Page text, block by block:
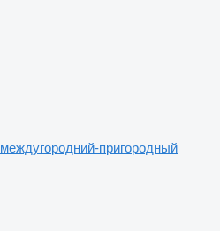
междугородний-пригородный